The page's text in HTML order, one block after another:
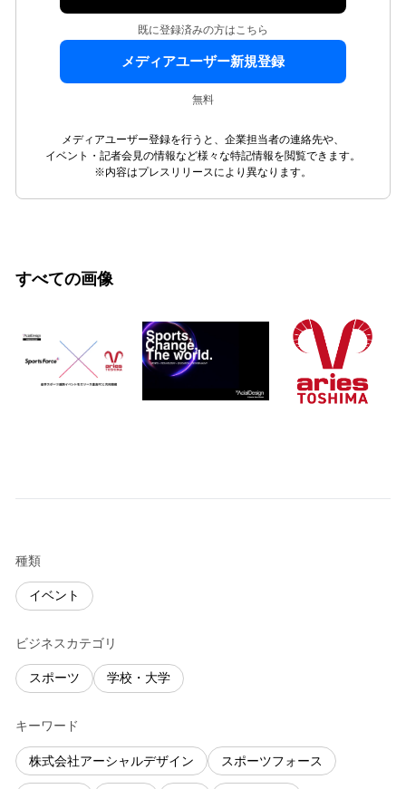
既に登録済みの方はこちら
メディアユーザー新規登録
無料
メディアユーザー登録を行うと、企業担当者の連絡先や、
イベント・記者会見の情報など様々な特記情報を閲覧できます。
※内容はプレスリリースにより異なります。
すべての画像
種類
イベント
ビジネスカテゴリ
スポーツ 学校・大学
キーワード
株式会社アーシャルデザイン スポーツフォース